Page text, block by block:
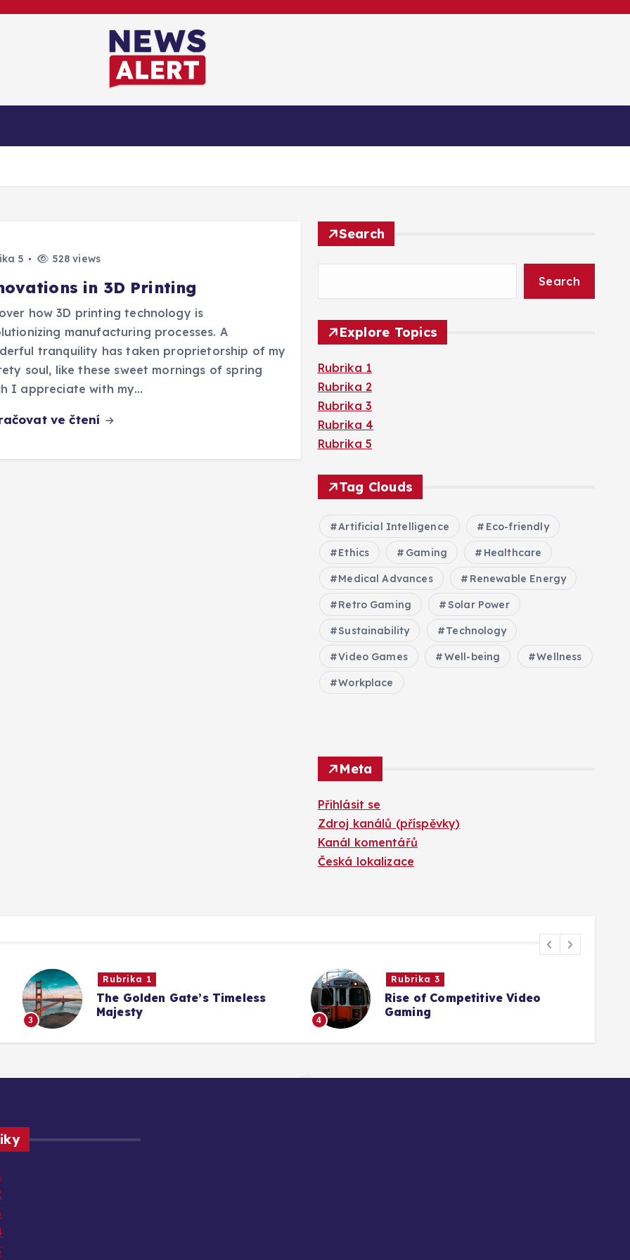
5 528 views
in 3D Printing
how 3D printing technology is
manufacturing processes. A
tranquility has taken proprietorship of my
soul, like these sweet mornings of spring
I appreciate with my…
ve čtení
Search
Search
Explore Topics
Rubrika 1
Rubrika 2
Rubrika 3
Rubrika 4
Rubrika 5
Tag Clouds
Artificial Intelligence Eco-friendly
Ethics Gaming Healthcare
Medical Advances Renewable Energy
Retro Gaming Solar Power
Sustainability Technology
Video Games Well-being Wellness
Workplace
Meta
Přihlásit se
Zdroj kanálů (příspěvky)
Kanál komentářů
Česká lokalizace
3
Rubrika 1
The Golden Gate’s Timeless
Majesty
4
Rubrika 3
Rise of Competitive Video
Gaming